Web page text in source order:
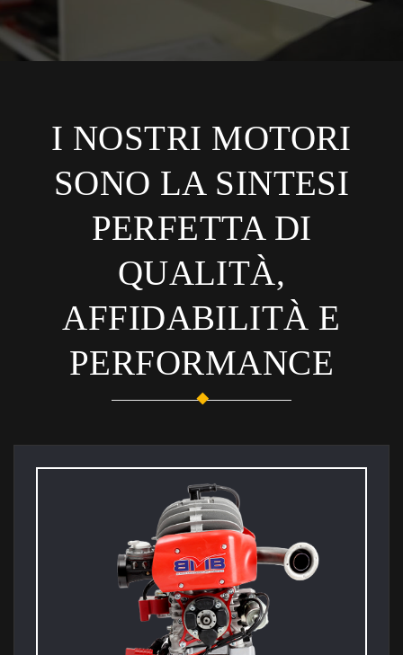
I NOSTRI MOTORI
SONO LA SINTESI
PERFETTA DI
QUALITÀ,
AFFIDABILITÀ E
PERFORMANCE